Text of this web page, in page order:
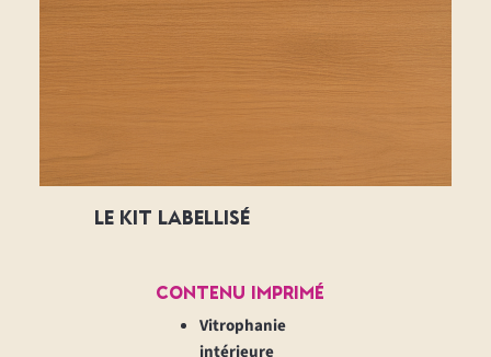
LE KIT LABELLISÉ
Contenu Imprimé
Vitrophanie
intérieure